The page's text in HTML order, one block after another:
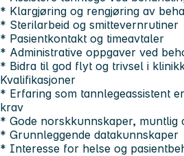
* Klargjøring og rengjøring av
* Sterilarbeid og smittevernrutiner
* Pasientkontakt og timeavtaler
* Administrative oppgaver ved
* Bidra til god flyt og trivsel i
Kvalifikasjoner
* Erfaring som tannlegeassistent
krav
* Gode norskkunnskaper, muntlig
* Grunnleggende datakunnskaper
* Interesse for helse og